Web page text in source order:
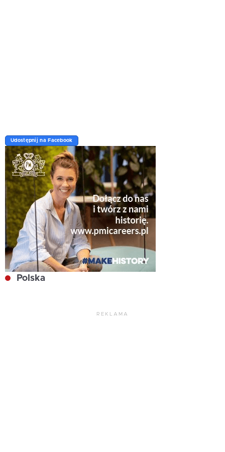
Udostępnij na Facebook
Polska
REKLAMA